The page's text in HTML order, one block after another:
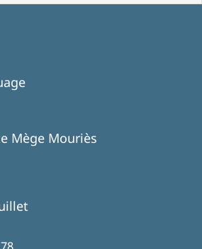
Mège Mouriès